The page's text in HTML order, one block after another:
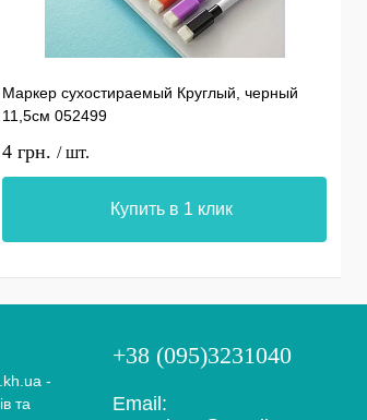
Маркер сухостираемый Круглый, черный
11,5см 052499
4 грн. / шт.
Купить в 1 клик
-
та
+38 (095)3231040
Email: